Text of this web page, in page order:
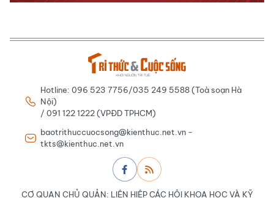
Hotline: 096 523 7756/035 249 5588 (Toà soạn Hà
Nội)
/ 091 122 1222 (VPĐD TPHCM)
baotrithuccuocsong@kienthuc.net.vn -
tkts@kienthuc.net.vn
CƠ QUAN CHỦ QUẢN: LIÊN HIỆP CÁC HỘI KHOA HỌC VÀ KỸ